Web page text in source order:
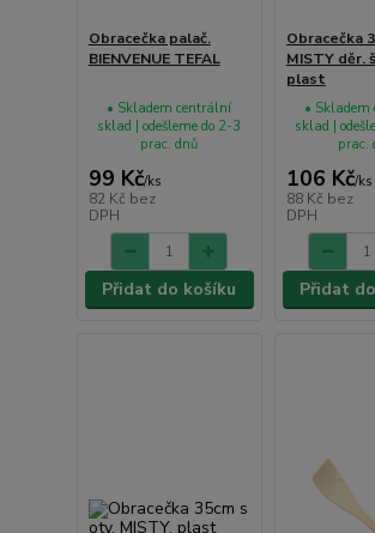
Obracečka palač.
BIENVENUE TEFAL
99 Kč/ks
82 Kč bez
DPH
• Skladem centrální
sklad | odešleme do 2-3
prac. dnů
Přidat do košíku
Obracečka
MISTY děr.
plast
106 Kč/ks
88 Kč bez
DPH
•
sklad |
prac.
Přidat